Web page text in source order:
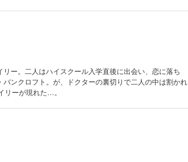
ー。二人はハイスクール入学直後に出会い、恋に落ち
ンクロフト。が、ドクターの裏切りで二人の中は割かれ
リーが現れた…。